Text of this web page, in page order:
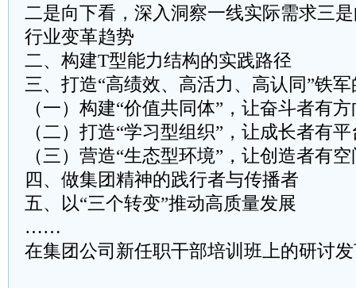
二是向下看，深入洞察一线实际需求三
行业变革趋势
二、构建T型能力结构的实践路径
三、打造“高绩效、高活力、高认同”铁
（一）构建“价值共同体”，让奋斗者有方
（二）打造“学习型组织”，让成长者有平
（三）营造“生态型环境”，让创造者有空
四、做集团精神的践行者与传播者
五、以“三个转变”推动高质量发展
……
在集团公司新任职干部培训班上的研讨